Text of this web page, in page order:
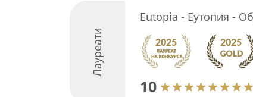
Лауреати
Eutopia - Еутопия -
10